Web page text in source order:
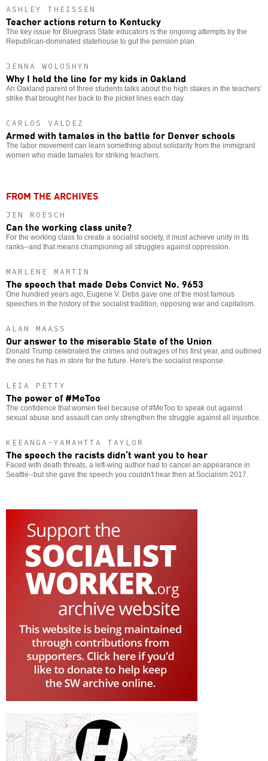
ASHLEY THEISSEN
Teacher actions return to Kentucky
The key issue for Bluegrass State educators is the ongoing attempts by the
Republican-dominated statehouse to gut the pension plan.
JENNA WOLOSHYN
Why I held the line for my kids in Oakland
An Oakland parent of three students talks about the high stakes in the teachers’
strike that brought her back to the picket lines each day.
CARLOS VALDEZ
Armed with tamales in the battle for Denver schools
The labor movement can learn something about solidarity from the immigrant
women who made tamales for striking teachers.
FROM THE ARCHIVES
JEN ROESCH
Can the working class unite?
For the working class to create a socialist society, it must achieve unity in its
ranks--and that means championing all struggles against oppression.
MARLENE MARTIN
The speech that made Debs Convict No. 9653
One hundred years ago, Eugene V. Debs gave one of the most famous
speeches in the history of the socialist tradition, opposing war and capitalism.
ALAN MAASS
Our answer to the miserable State of the Union
Donald Trump celebrated the crimes and outrages of his first year, and outlined
the ones he has in store for the future. Here's the socialist response.
LEIA PETTY
The power of #MeToo
The confidence that women feel because of #MeToo to speak out against
sexual abuse and assault can only strengthen the struggle against all injustice.
KEEANGA-YAMAHTTA TAYLOR
The speech the racists didn’t want you to hear
Faced with death threats, a left-wing author had to cancel an appearance in
Seattle--but she gave the speech you couldn't hear then at Socialism 2017.